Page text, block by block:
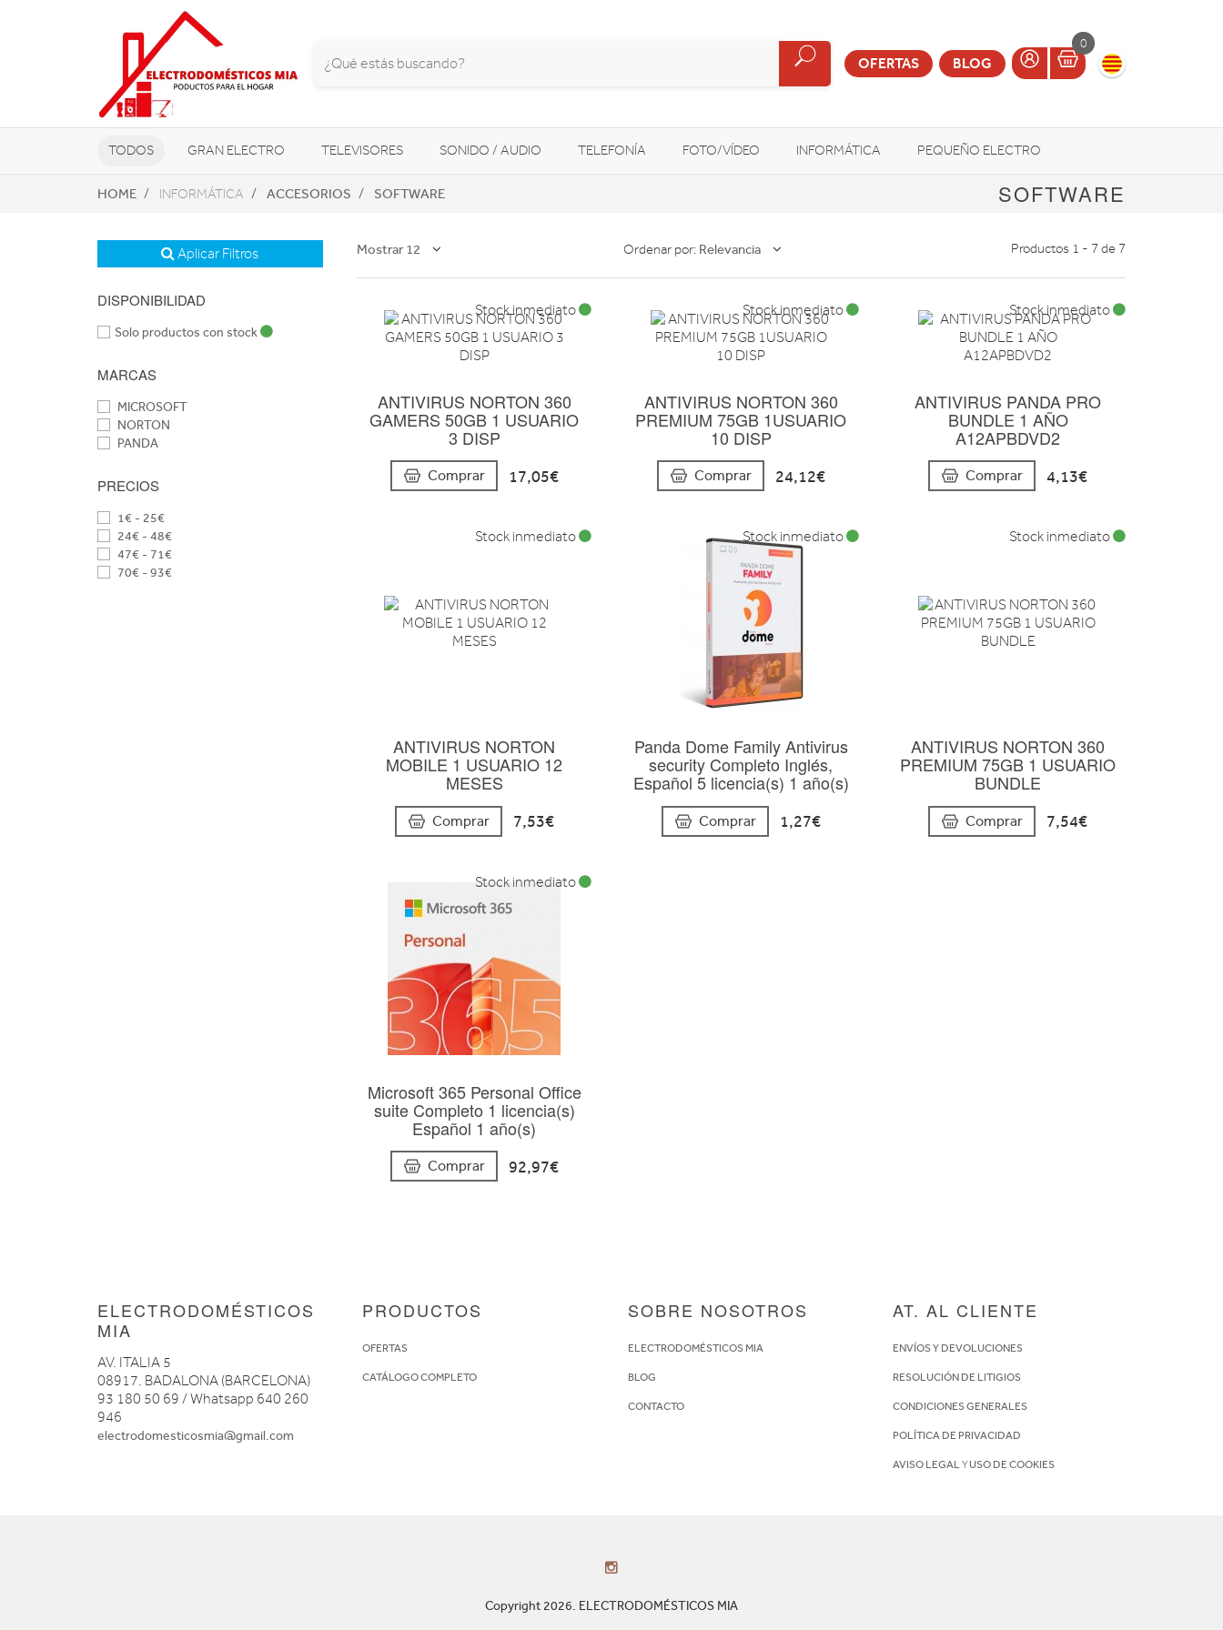
OFERTAS BLOG
0
TODOS GRAN ELECTRO TELEVISORES SONIDO / AUDIO TELEFONÍA FOTO/VÍDEO INFORMÁTICA PEQUEÑO ELECTRO
CLIMATIZACIÓN Y CALEFACCIÓN MOVILIDAD URBANA
HOME INFORMÁTICA ACCESORIOS SOFTWARE SOFTWARE
Aplicar Filtros
DISPONIBILIDAD
Solo productos con stock
MARCAS
MICROSOFT
NORTON
PANDA
PRECIOS
1€ - 25€
24€ - 48€
47€ - 71€
70€ - 93€
Mostrar 12 Ordenar por: Relevancia Productos 1 - 7 de 7
ANTIVIRUS NORTON 360
GAMERS 50GB 1 USUARIO
3 DISP
Comprar 17,05€
Stock inmediato
ANTIVIRUS NORTON 360
PREMIUM 75GB 1USUARIO
10 DISP
Comprar 24,12€
Stock inmediato
ANTIVIRUS PANDA PRO
BUNDLE 1 AÑO
A12APBDVD2
Comprar 4,13€
Stock inmediato
ANTIVIRUS NORTON
MOBILE 1 USUARIO 12
MESES
Comprar 7,53€
Stock inmediato
Panda Dome Family Antivirus
security Completo Inglés,
Español 5 licencia(s) 1 año(s)
Comprar 1,27€
Stock inmediato
ANTIVIRUS NORTON 360
PREMIUM 75GB 1 USUARIO
BUNDLE
Comprar 7,54€
Stock inmediato
Microsoft 365 Personal Office
suite Completo 1 licencia(s)
Español 1 año(s)
Comprar 92,97€
Stock inmediato
ELECTRODOMÉSTICOS
MIA
AV. ITALIA 5
08917. BADALONA (BARCELONA)
93 180 50 69 / Whatsapp 640 260
946
electrodomesticosmia@gmail.com
PRODUCTOS
OFERTAS
CATÁLOGO COMPLETO
SOBRE NOSOTROS
ELECTRODOMÉSTICOS MIA
BLOG
CONTACTO
AT. AL CLIENTE
ENVÍOS Y DEVOLUCIONES
RESOLUCIÓN DE LITIGIOS
CONDICIONES GENERALES
POLÍTICA DE PRIVACIDAD
AVISO LEGALYUSO DE COOKIES
Copyright 2026. ELECTRODOMÉSTICOS MIA